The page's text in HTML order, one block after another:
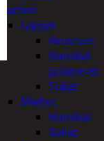
Vaatteet
Lapset
Asusteet
Hanskat
ja lapaset
Sukat
Miehet
Hanskat
Sukat